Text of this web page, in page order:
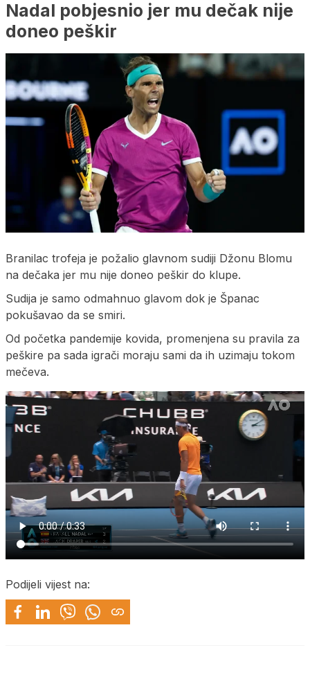
Nadal pobjesnio jer mu dečak nije
doneo peškir
Branilac trofeja je požalio glavnom sudiji Džonu Blomu
na dečaka jer mu nije doneo peškir do klupe.
Sudija je samo odmahnuo glavom dok je Španac
pokušavao da se smiri.
Od početka pandemije kovida, promenjena su pravila za
peškire pa sada igrači moraju sami da ih uzimaju tokom
mečeva.
Podijeli vijest na: